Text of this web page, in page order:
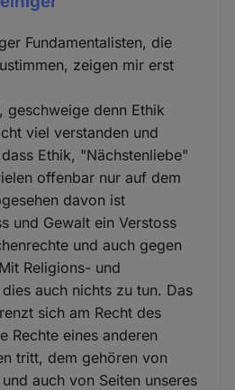
Fundamentalisten, die
zeigen mir erst
geschweige denn Ethik
viel verstanden und
Ethik, "Nächstenliebe"
offenbar nur auf dem
davon ist
und Gewalt ein Verstoss
und auch gegen
Religions- und
auch nichts zu tun. Das
sich am Recht des
Rechte eines anderen
tritt, dem gehören von
auch von Seiten unseres